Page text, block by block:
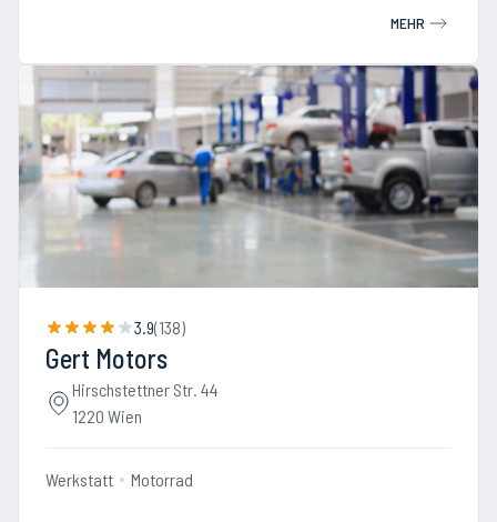
MEHR
3.9(138)
Gert Motors
Hirschstettner Str. 44
1220 Wien
Werkstatt Motorrad